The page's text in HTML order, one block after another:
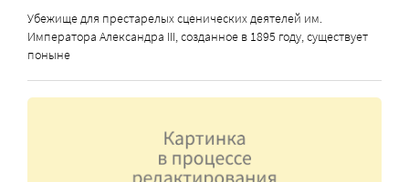
Убежище для престарелых сценических деятелей им.
Императора Александра III, созданное в 1895 году, существует
поныне